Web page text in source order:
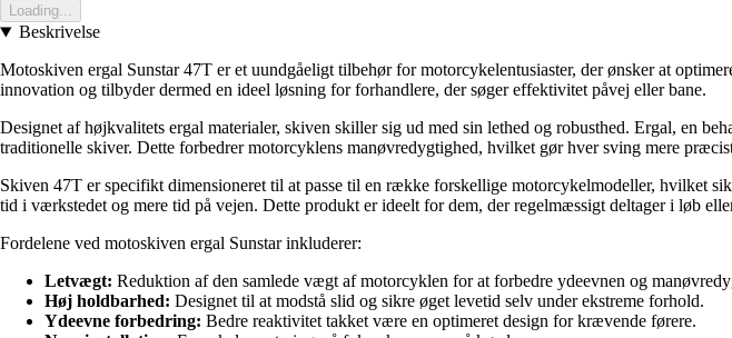
Loading...
Beskrivelse
Motoskiven ergal Sunstar 47T er et uundgåeligt tilbehør for motorcykelentusiaster, der ønsker at
innovation og tilbyder dermed en ideel løsning for forhandlere, der søger effektivitet påvej eller bane.
Designet af højkvalitets ergal materialer, skiven skiller sig ud med sin lethed og robusthed. Ergal, en
traditionelle skiver. Dette forbedrer motorcyklens manøvredygtighed, hvilket gør hver sving mere
Skiven 47T er specifikt dimensioneret til at passe til en række forskellige motorcykelmodeller, hvilket
tid i værkstedet og mere tid på vejen. Dette produkt er ideelt for dem, der regelmæssigt deltager i løb
Fordelene ved motoskiven ergal Sunstar inkluderer:
Letvægt: Reduktion af den samlede vægt af motorcyklen for at forbedre ydeevnen og
Høj holdbarhed: Designet til at modstå slid og sikre øget levetid selv under ekstreme forhold.
Ydeevne forbedring: Bedre reaktivitet takket være en optimeret design for krævende førere.